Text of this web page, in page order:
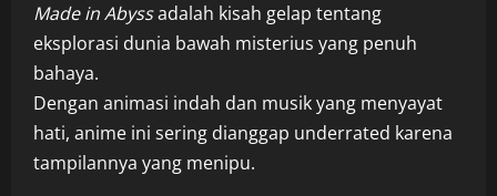
Made in Abyssadalah kisah gelap tentang
eksplorasi dunia bawah misterius yang penuh
bahaya.
Dengan animasi indah dan musik yang menyayat
hati, anime ini sering dianggap underrated karena
tampilannya yang menipu.